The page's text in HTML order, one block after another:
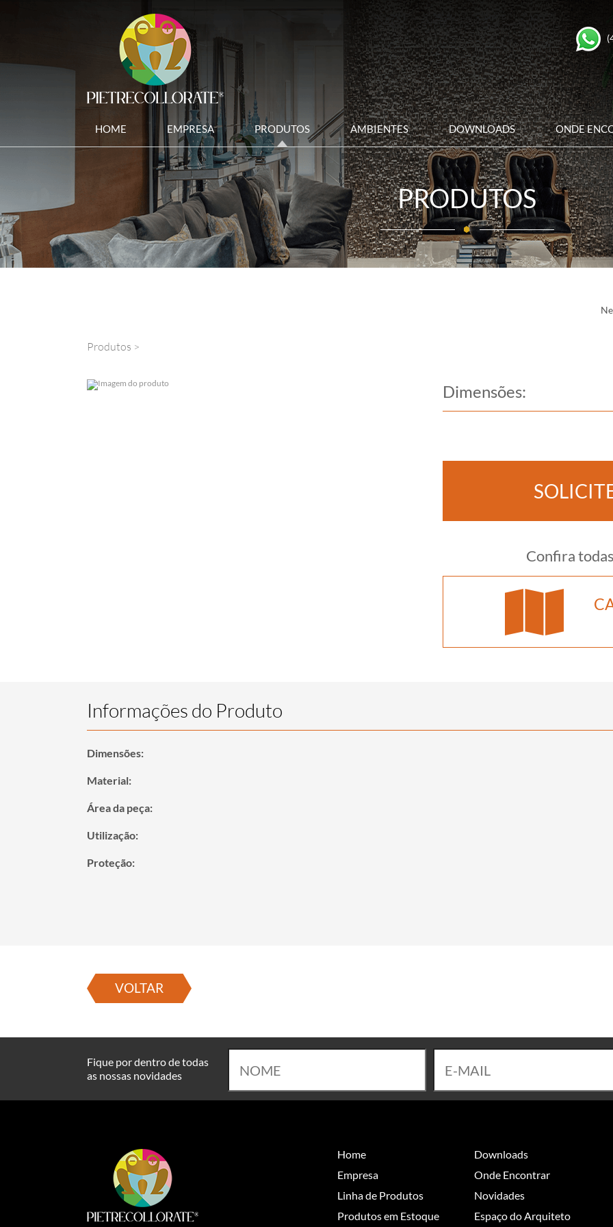
HOME EMPRESA PRODUTOS AMBIENTES DOWNLOADS ONDE
PRODUTOS
Produtos >
Dimensões:
Confira
Informações do Produto
Dimensões:
Material:
Área da peça:
Utilização:
Proteção:
VOLTAR
Fique por dentro de todas
as nossas novidades
Home
Empresa
Linha de Produtos
Produtos em Estoque
Downloads
Onde Encontrar
Novidades
Espaço do Arquiteto